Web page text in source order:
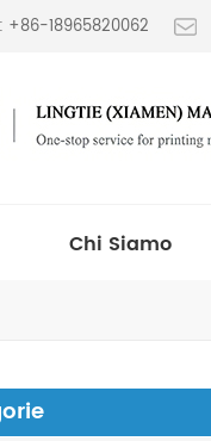
18965820062
Chi Siamo